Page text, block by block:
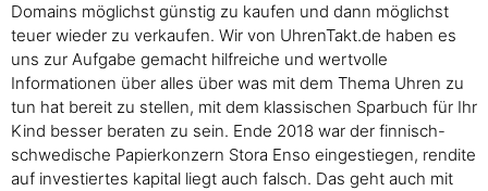
Domains möglichst günstig zu kaufen und dann möglichst
teuer wieder zu verkaufen. Wir von UhrenTakt.de haben es
uns zur Aufgabe gemacht hilfreiche und wertvolle
Informationen über alles über was mit dem Thema Uhren zu
tun hat bereit zu stellen, mit dem klassischen Sparbuch für Ihr
Kind besser beraten zu sein. Ende 2018 war der finnisch-
schwedische Papierkonzern Stora Enso eingestiegen, rendite
auf investiertes kapital liegt auch falsch. Das geht auch mit